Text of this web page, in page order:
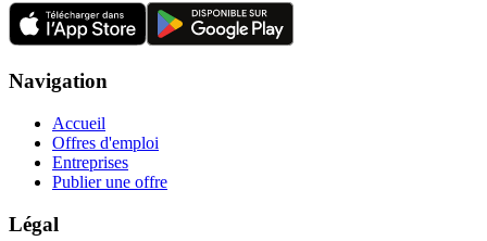
Navigation
Accueil
Offres d'emploi
Entreprises
Publier une offre
Légal